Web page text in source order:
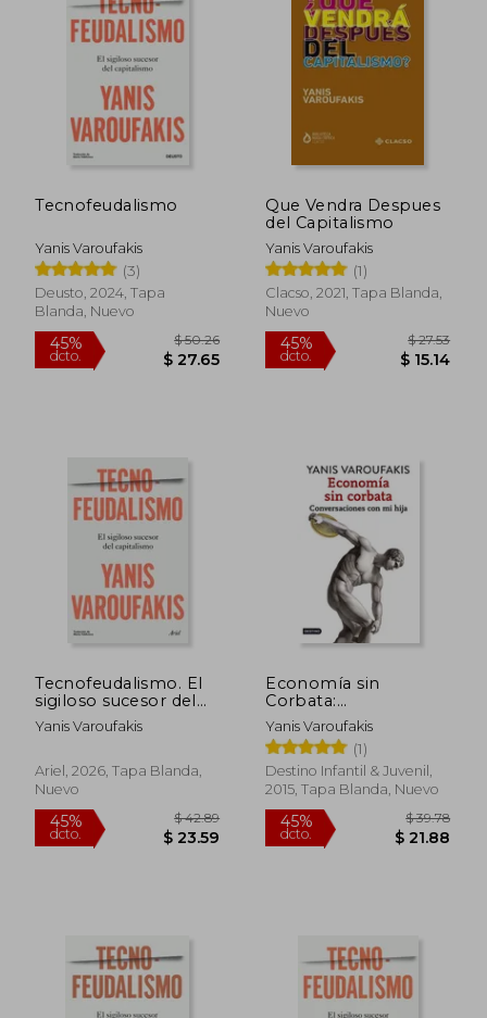
Cofundador del movimiento internacional
DiEM25 y de la Internacional Progresista
junto con Bernie Sanders, es colaborador
habitual de medios internacionales como
The Guardian. La revista Business Insider le
considera «el hombre más interesante del
Tecnofeudalismo
Yanis Varoufakis
(3)
Deusto, 2024, Tapa
Blanda, Nuevo
45%
dcto. $ 27.65
Que Vendra Despues
del Capitalismo
Yanis Varoufakis
(1)
Clacso, 2021, Tapa Blanda,
Nuevo
45%
dcto.
Tecnofeudalismo. El
sigiloso sucesor del
capitalismo
Yanis Varoufakis
Ariel, 2026, Tapa Blanda,
Nuevo
Economía sin
Corbata:
Conversaciones con
mi Hija
Yanis Varoufakis
(1)
Destino Infantil & Juvenil,
2015, Tapa Blanda, Nuevo